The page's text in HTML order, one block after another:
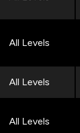
All Levels
All Levels
All Levels